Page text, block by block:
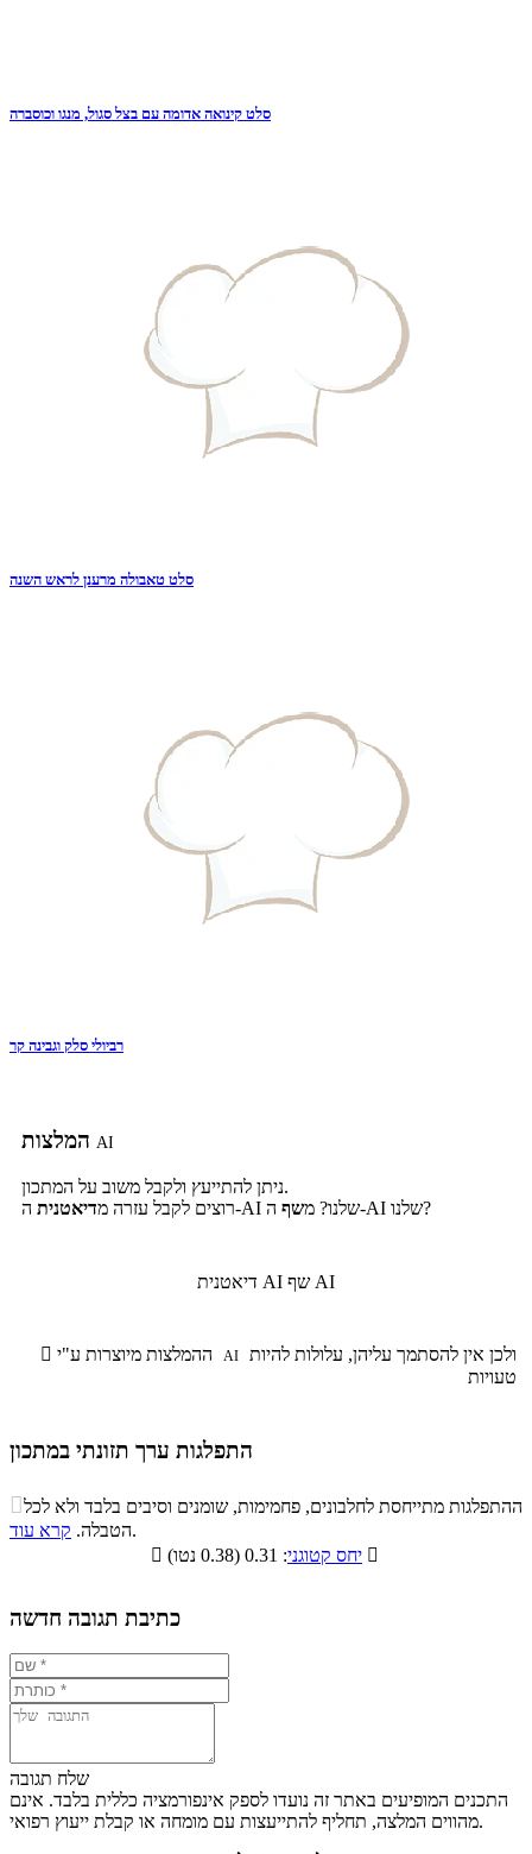
סלט קינואה אדומה עם בצל סגול, מנגו וכוסברה
סלט טאבולה מרענן לראש השנה
רביולי סלק וגבינה קר
AI
ניתן להתייעץ ולקבל משוב על המתכון.
רוצים לקבל עזרה מדיאטנית ה-AI שלנו? משף ה-AI שלנו?
דיאטנית AI שף AI
 AI
טעויות
התפלגות ערך תזונתי במתכון
התפלגות ערך תזונתי במתכון
סיבים
תזונתיים
שומנים חלבונים
9.3% 57.2%
ההתפלגות מתייחסת לחלבונים, פחמימות, שומנים וסיבים בלבד ולא לכל
הטבלה. קרא עוד
.

יחס קטוגני 
כתיבת תגובה חדשה
שלח תגובה
התכנים המופיעים באתר זה נועדו לספק אינפורמציה כללית בלבד. אינם
מהווים המלצה, תחליף להתייעצות עם מומחה או קבלת ייעוץ רפואי.